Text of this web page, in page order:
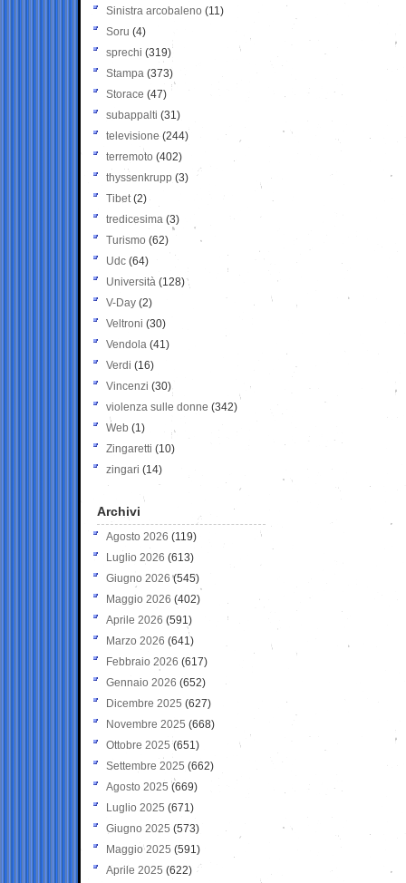
Sinistra arcobaleno (11)
Soru (4)
sprechi (319)
Stampa (373)
Storace (47)
subappalti (31)
televisione(244)
terremoto (402)
thyssenkrupp (3)
Tibet(2)
tredicesima (3)
Turismo (62)
Udc (64)
Università (128)
V-Day (2)
Veltroni (30)
Vendola (41)
Verdi (16)
Vincenzi (30)
violenza sulle donne (342)
Web (1)
Zingaretti (10)
zingari (14)
Archivi
Agosto 2026 (119)
Luglio 2026 (613)
Giugno 2026 (545)
Maggio 2026 (402)
Aprile 2026 (591)
Marzo 2026 (641)
Febbraio 2026 (617)
Gennaio 2026 (652)
Dicembre 2025 (627)
Novembre 2025 (668)
Ottobre 2025 (651)
Settembre 2025 (662)
Agosto 2025 (669)
Luglio 2025 (671)
Giugno 2025 (573)
Maggio 2025 (591)
Aprile 2025 (622)